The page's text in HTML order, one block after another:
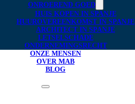
ONROEREND GOED
HUIS KOPEN IN SPANJE
HUUROVEREENKOMST IN SPANJE
ARCHITECT IN SPANJE
LETSELSCHADE
ONDERNEMINGSRECHT
ONZE MENSEN
OVER MAB
BLOG